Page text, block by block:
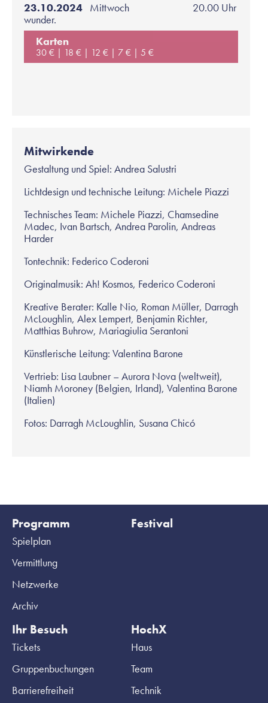
23.10.2024 Mittwoch
20.00 Uhr
wunder.
Karten
30 € 18 € 12 € 7 € 5 €
Mitwirkende
Gestaltung und Spiel: Andrea Salustri
Lichtdesign und technische Leitung: Michele Piazzi
Technisches Team: Michele Piazzi, Chamsedine
Madec, Ivan Bartsch, Andrea Parolin, Andreas
Harder
Tontechnik: Federico Coderoni
Originalmusik: Ah! Kosmos, Federico Coderoni
Kreative Berater: Kalle Nio, Roman Müller, Darragh
McLoughlin, Alex Lempert, Benjamin Richter,
Matthias Buhrow, Mariagiulia Serantoni
Künstlerische Leitung: Valentina Barone
Vertrieb: Lisa Laubner – Aurora Nova (weltweit),
Niamh Moroney (Belgien, Irland), Valentina Barone
(Italien)
Fotos: Darragh McLoughlin, Susana Chicó
Programm
Spielplan
Vermittlung
Netzwerke
Archiv
Festival
Ihr Besuch
Tickets
Gruppenbuchungen
Barrierefreiheit
HochX
Haus
Team
Technik